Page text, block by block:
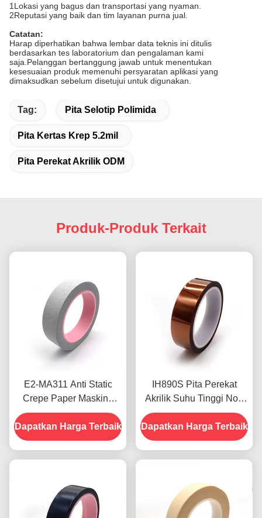
1Lokasi yang bagus dan transportasi yang nyaman.
2Reputasi yang baik dan tim layanan purna jual.
Catatan:
Harap diperhatikan bahwa lembar data teknis ini ditulis
berdasarkan tes laboratorium dan pengalaman kami
saja.Pelanggan bertanggung jawab untuk menentukan
kesesuaian produk memenuhi persyaratan aplikasi yang
dimaksudkan sebelum disetujui untuk digunakan.
Tag: Pita Selotip Polimida
Pita Kertas Krep 5.2mil
Pita Perekat Akrilik ODM
Produk-Produk Terkait
E2-MA311 Anti Static
Crepe Paper Masking
Tape 0.11mm Ketebalan
Adhesif
Dapatkan Harga Terbaik
IH890S Pita Perekat
Akrilik Suhu Tinggi Non
Silikon 1.38mil OEM
ODM
Dapatkan Harga Terbaik